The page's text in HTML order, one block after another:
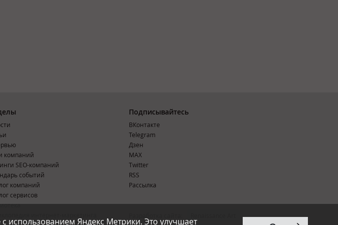
с использованием Яндекс Метрики. Это улучшает
компаний
SEO-компаний
событий
компаний
сервисов
Подписывайтесь
ВКонтакте
Telegram
Дзен
MAX
Тwitter
RSS
Рассылка